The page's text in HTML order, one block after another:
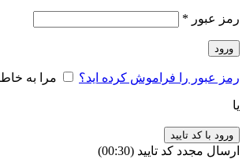
رمز عبور *
ورود
رمز عبور را فراموش کرده اید؟ مرا به
یا
ورود با کد تایید
ارسال مجدد کد تایید (00:
30
)